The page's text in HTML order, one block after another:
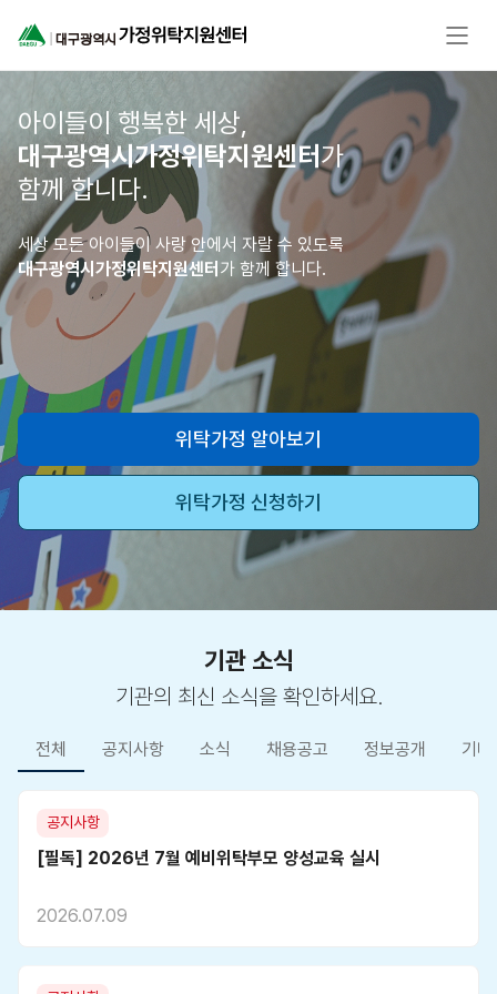
아이들이 행복한 세상,
대구광역시가정위탁지원센터가
함께 합니다.
세상 모든 아이들이 사랑 안에서 자랄 수 있도록
대구광역시가정위탁지원센터 가 함께 합니다.
위탁가정 알아보기
위탁가정 신청하기
기관 소식
기관의 최신 소식을 확인하세요.
전체 공지사항 소식 채용공고 정보공개 기타
공지사항
[필독] 2026년 7월 예비위탁부모 양성교육 실시
2026.07.09